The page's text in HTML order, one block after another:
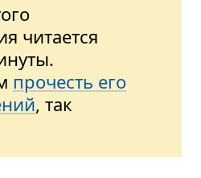
читается
прочесть его
, так